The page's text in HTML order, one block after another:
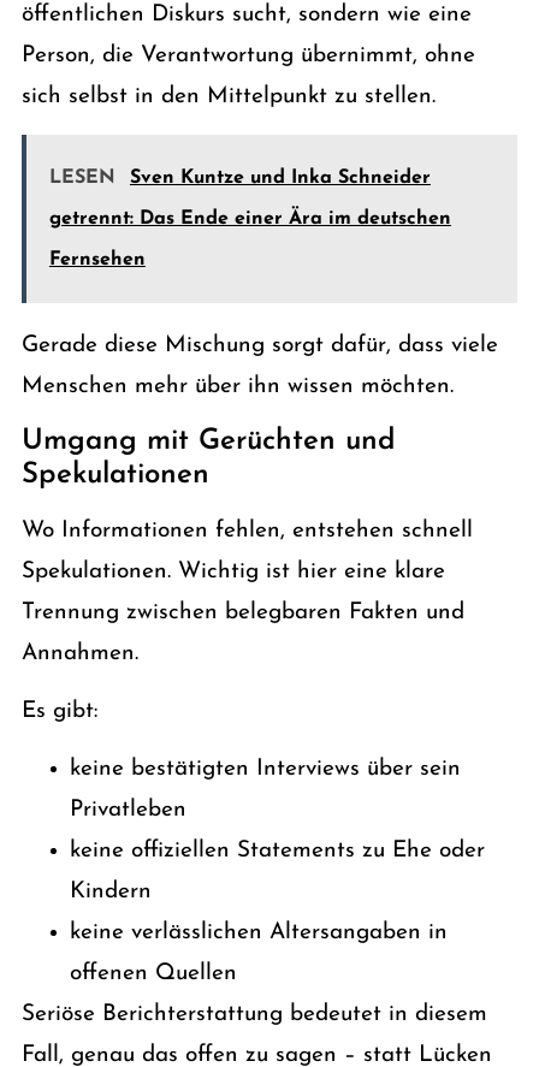
öffentlichen Diskurs sucht, sondern wie eine
Person, die Verantwortung übernimmt, ohne
sich selbst in den Mittelpunkt zu stellen.
LESEN Sven Kuntze und Inka Schneider
getrennt: Das Ende einer Ära im deutschen
Fernsehen
Gerade diese Mischung sorgt dafür, dass viele
Menschen mehr über ihn wissen möchten.
Umgang mit Gerüchten und
Spekulationen
Wo Informationen fehlen, entstehen schnell
Spekulationen. Wichtig ist hier eine klare
Trennung zwischen belegbaren Fakten und
Annahmen.
Es gibt:
keine bestätigten Interviews über sein
Privatleben
keine offiziellen Statements zu Ehe oder
Kindern
keine verlässlichen Altersangaben in
offenen Quellen
Seriöse Berichterstattung bedeutet in diesem
Fall, genau das offen zu sagen – statt Lücken